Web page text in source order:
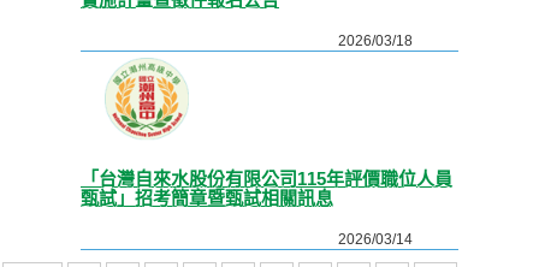
2026/03/18
「台灣自來水股份有限公司115年評價職位人員
甄試」招考簡章暨甄試相關訊息
2026/03/14